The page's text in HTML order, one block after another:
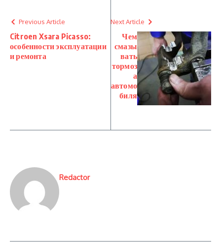
Previous Article
Citroen Xsara Picasso:
особенности эксплуатации
и ремонта
Next Article
Чем
смазы
вать
тормоз
а
автомо
биля
Redactor